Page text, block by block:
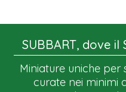
SUBBART, dove
Miniature uniche
curate nei minimi